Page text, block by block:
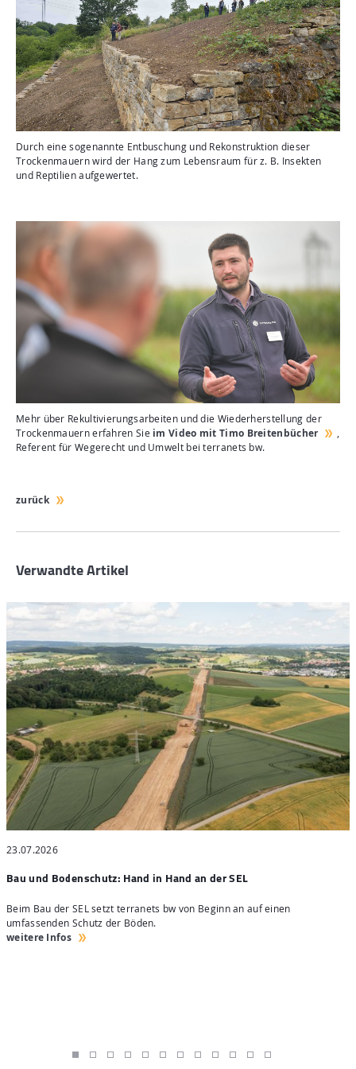
Durch eine sogenannte Entbuschung und Rekonstruktion dieser
Trockenmauern wird der Hang zum Lebensraum für z. B. Insekten
und Reptilien aufgewertet.
Mehr über Rekultivierungsarbeiten und die Wiederherstellung der
Trockenmauern erfahren Sie im Video mit Timo Breitenbücher
,
Referent für Wegerecht und Umwelt bei terranets bw.
zurück
Verwandte Artikel
23.07.2026
Bau und Bodenschutz: Hand in Hand an der SEL
Beim Bau der SEL setzt terranets bw von Beginn an auf einen
umfassenden Schutz der Böden.
weitere Infos